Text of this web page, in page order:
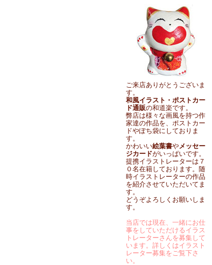
ご来店ありがとうございま
す。
和風イラスト・ポストカー
ド通販の和道楽です。
弊店は様々な画風を持つ作
家達の作品を、ポストカー
ドやぽち袋にしておりま
す。
かわいい絵葉書やメッセー
ジカードがいっぱいです。
提携イラストレーターは７
０名在籍しております。随
時イラストレーターの作品
を紹介させていただいてま
す。
どうぞよろしくお願いしま
す。
当店では現在、一緒にお仕
事をしていただけるイラス
トレーターさんを募集して
います。詳しくはイラスト
レーター募集をご覧下さ
い。